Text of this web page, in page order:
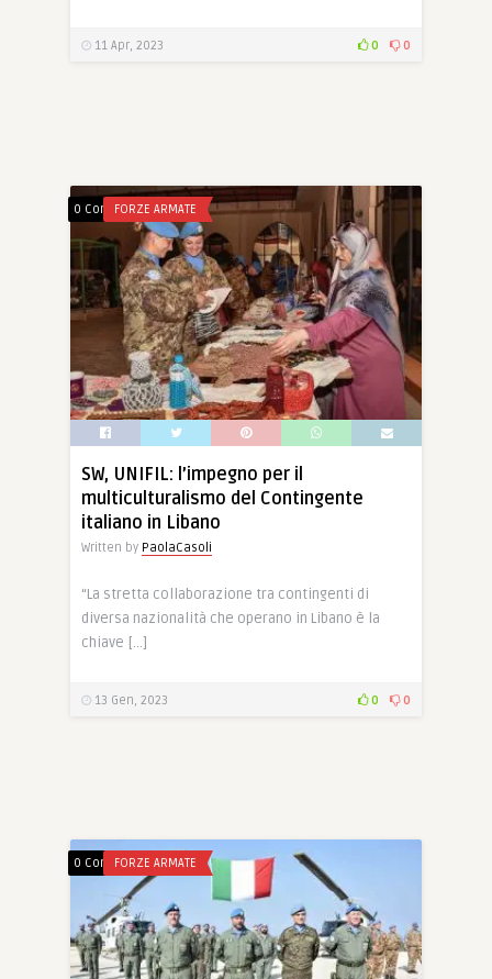
11 Apr, 2023 0 0
0 CommentsFORZE ARMATE
SW, UNIFIL: l’impegno per il
multiculturalismo del Contingente
italiano in Libano
Written by PaolaCasoli
“La stretta collaborazione tra contingenti di
diversa nazionalità che operano in Libano è la
chiave […]
13 Gen, 2023 0 0
0 CommentsFORZE ARMATE